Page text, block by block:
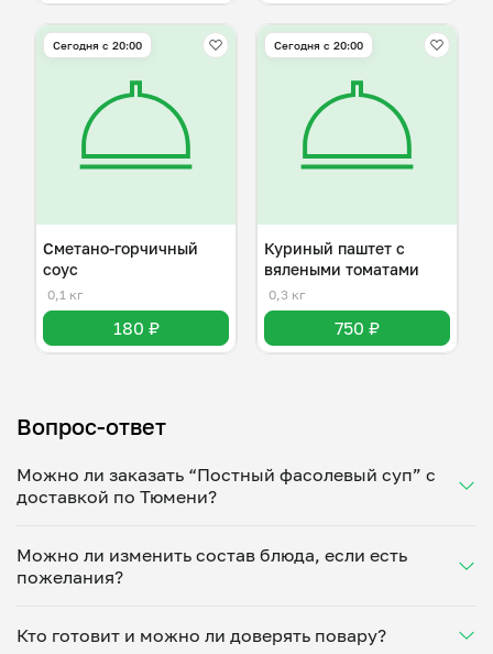
Сегодня с 20:00
Сметано-горчичный
соус
0,1 кг
180 ₽
Сегодня с 20:00
Куриный паштет с
вялеными томатами
0,3 кг
750 ₽
Вопрос-ответ
Можно ли заказать “Постный фасолевый суп” с
доставкой по Тюмени?
Укажите удобное время — и получите свежее
домашнее блюдо в большой порции прямо с плиты.
минут. Статус заказа отслеживайте в личном
кабинете, а с поваром можно связаться напрямую в
Можно ли изменить состав блюда, если есть
пожелания?
ваши предпочтения: уберет специи, снизит
Кто готовит и можно ли доверять повару?